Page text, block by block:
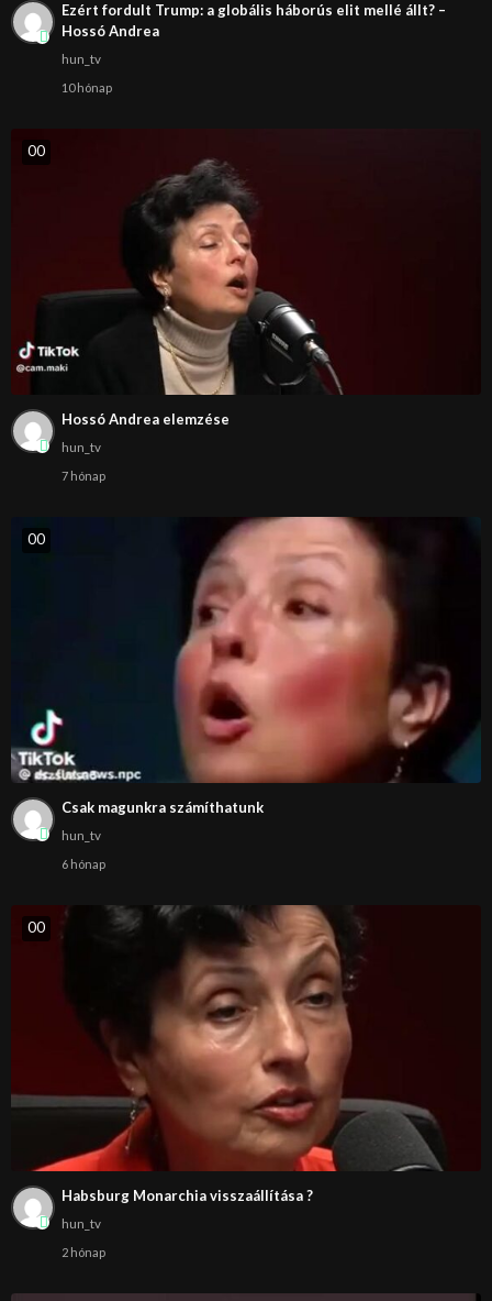
Ezért fordult Trump: a globális háborús elit mellé állt? –
Hossó Andrea
hun_tv
10 hónap
00
Hossó Andrea elemzése
hun_tv
7 hónap
00
Csak magunkra számíthatunk
hun_tv
6 hónap
00
Habsburg Monarchia visszaállítása ?
hun_tv
2 hónap